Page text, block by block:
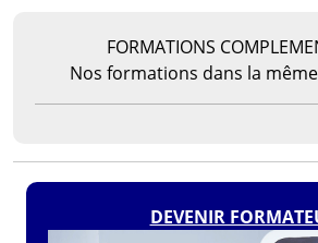
FORMATIONS
Nos formations dans la
DEVENIR